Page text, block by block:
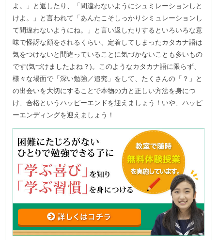
よ。」と返したり、「間違わないようにシュミレーションしと
けよ。」と言われて「あんたこそしっかりシミュレーションし
て間違わないようにね。」と言い返したりするといろいろな意
味で怪訝な顔をされるくらい、定着してしまったカタカナ語は
気をつけないと間違っていることに気づかないことも多いもの
です(気づけましたよね？)。このようなカタカナ語に限らず、
様々な場面で「深い勉強／追究」をして、たくさんの「？」と
の出会いを大切にすることで本物の力と正しい方法を身につ
け、合格というハッピーエンドを迎えましょう！いや、ハッピ
ーエンディングを迎えましょう！